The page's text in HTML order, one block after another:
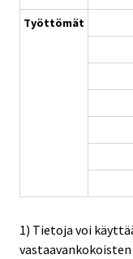
Työttömät
1) Tietoja voi